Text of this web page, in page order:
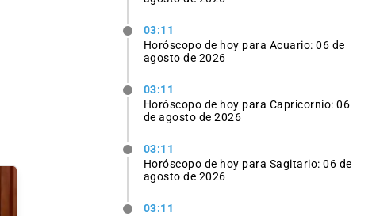
03:11
Horóscopo de hoy para Acuario: 06 de
agosto de 2026
03:11
Horóscopo de hoy para Capricornio: 06
de agosto de 2026
03:11
Horóscopo de hoy para Sagitario: 06 de
agosto de 2026
03:11